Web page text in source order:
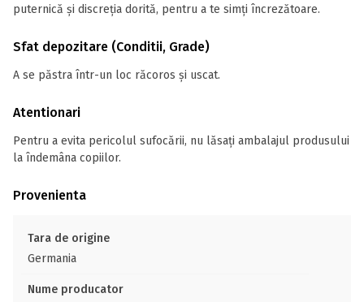
puternică și discreția dorită, pentru a te simți încrezătoare.
Sfat depozitare (Conditii, Grade)
A se păstra într-un loc răcoros și uscat.
Atentionari
Pentru a evita pericolul sufocării, nu lăsaţi ambalajul produsului
la îndemâna copiilor.
Provenienta
Tara de origine
Germania
Nume producator